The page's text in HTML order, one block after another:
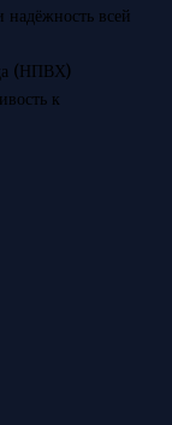
надёжность всей
(НПВХ)
к